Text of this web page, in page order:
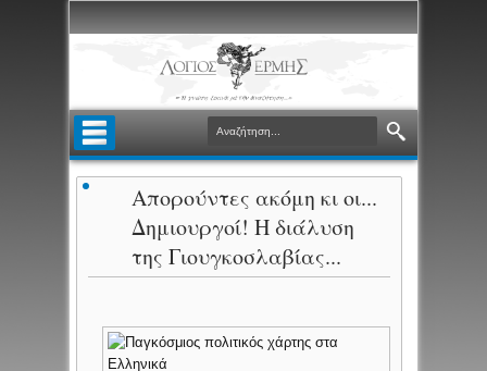
Απορούντες ακόμη κι οι...
Δημιουργοί! Η διάλυση
της Γιουγκοσλαβίας...